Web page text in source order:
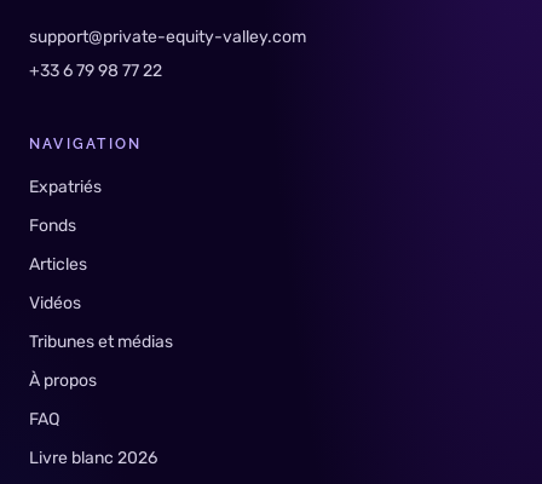
support@private-equity-valley.com
+33 6 79 98 77 22
NAVIGATION
Expatriés
Fonds
Articles
Vidéos
Tribunes et médias
À propos
FAQ
Livre blanc 2026